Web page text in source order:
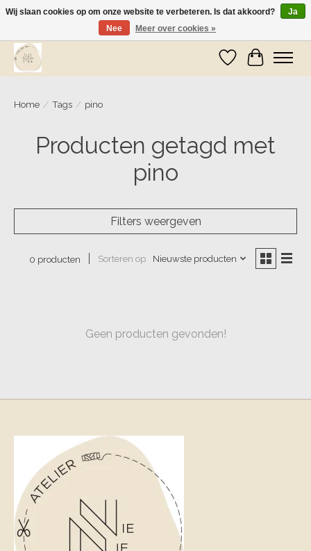
Wij zijn op vakantie! Vanaf zaterdag 9 mei worden er weer pakketjes verzonden
Verlanglijst
Home / Tags / pino
Producten getagd met
pino
Filters weergeven
0 producten Sorteren op Nieuwste producten
Geen producten gevonden!
Wij slaan cookies op om onze website te verbeteren. Is dat akkoord?
Ja
Nee
Meer over cookies »